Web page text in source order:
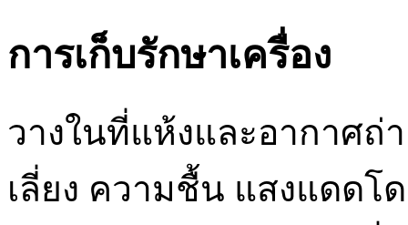
การเก็บรักษาเครื่อง
วางในที่แห้งและอากาศถ่
เลี่ยง ความชื้น แสงแดดโ